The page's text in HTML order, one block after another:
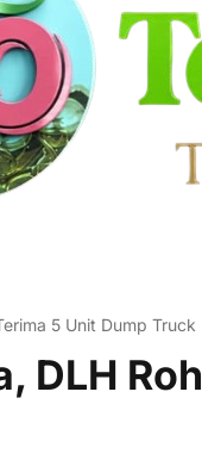
5 Unit Dump Truck
DLH